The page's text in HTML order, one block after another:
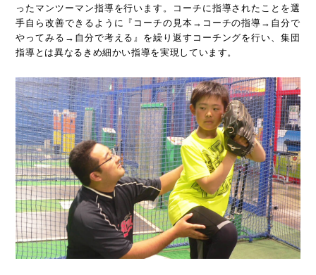
ったマンツーマン指導を行います。コーチに指導されたことを選
手自ら改善できるように『コーチの見本→コーチの指導→自分で
やってみる→自分で考える』を繰り返すコーチングを行い、集団
指導とは異なるきめ細かい指導を実現しています。